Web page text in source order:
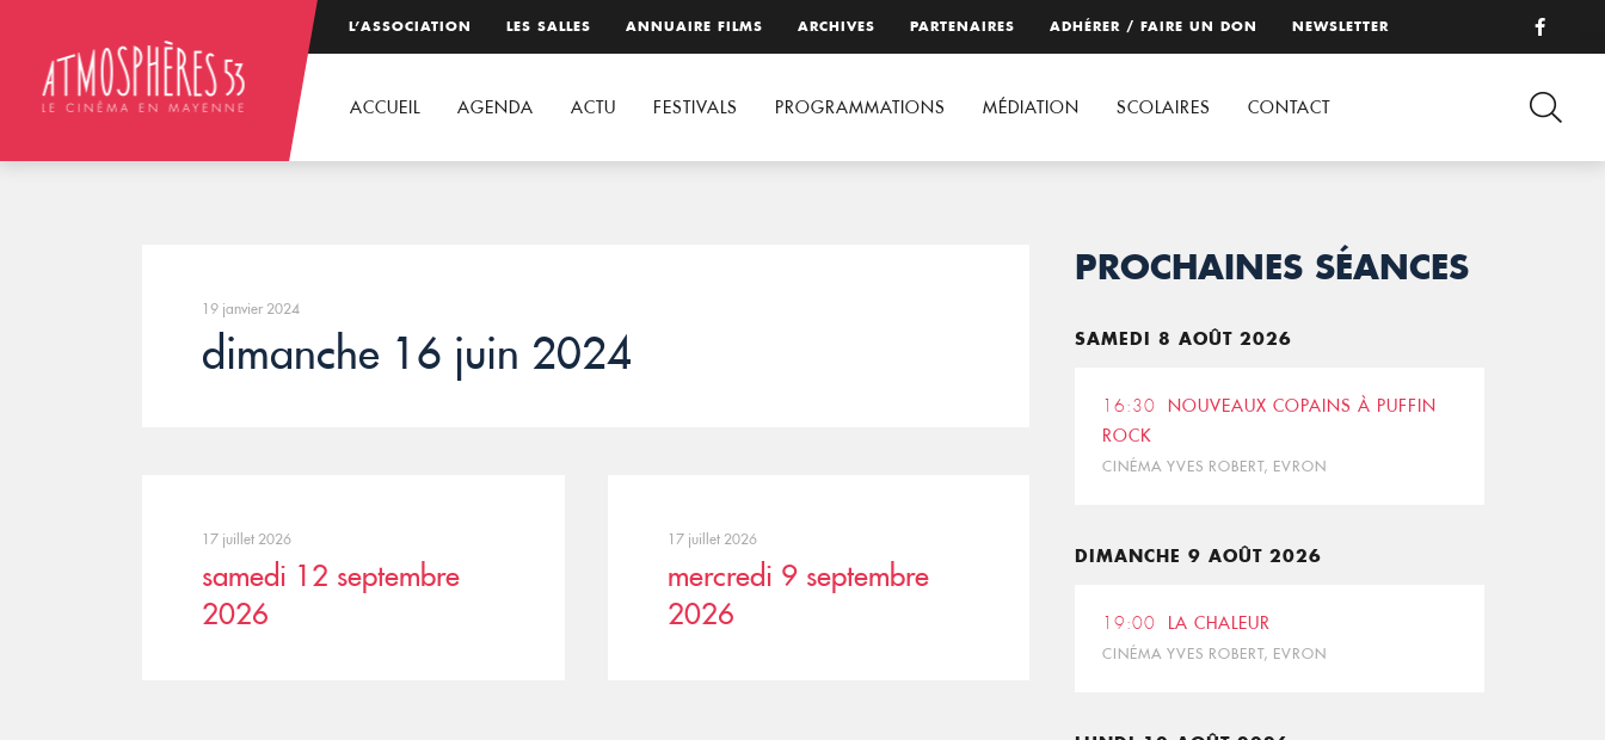
L’ASSOCIATION LES SALLES ANNUAIRE FILMS ARCHIVES PARTENAIRES ADHÉRER / FAIRE UN DON NEWSLETTER
ACCUEIL AGENDA ACTU FESTIVALS PROGRAMMATIONS MÉDIATION SCOLAIRES CONTACT
19 janvier 2024
dimanche 16 juin 2024
17 juillet 2026
samedi 12 septembre
2026
17 juillet 2026
mercredi 9 septembre
2026
PROCHAINES SÉANCES
SAMEDI 8 AOÛT 2026
16:30
NOUVEAUX COPAINS À PUFFIN
ROCK
CINÉMA YVES ROBERT, EVRON
DIMANCHE 9 AOÛT 2026
19:00 LA CHALEUR
CINÉMA YVES ROBERT, EVRON